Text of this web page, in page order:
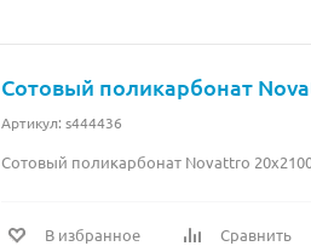
Сотовый поликарбонат
Артикул: s444436
Сотовый поликарбонат Novattro
В избранное Сравнить